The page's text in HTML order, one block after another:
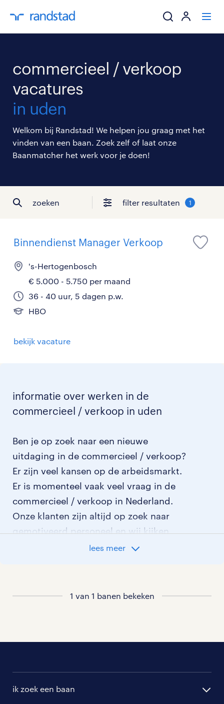
ik zoek een
over randstad
commercieel / verkoop
vacatures
in uden
Welkom bij Randstad! We helpen jou graag met het
vinden van een baan. Zoek zelf of laat onze
Baanmatcher het werk voor je doen!
zoeken filter resultaten 1
Binnendienst Manager Verkoop
's-Hertogenbosch
€ 5.000 - 5.750 per maand
36 - 40 uur, 5 dagen p.w.
HBO
bekijk vacature
informatie over werken in de
commercieel / verkoop in uden
Ben je op zoek naar een nieuwe
uitdaging in de commercieel / verkoop?
Er zijn veel kansen op de arbeidsmarkt.
Er is momenteel vaak veel vraag in de
commercieel / verkoop in Nederland.
Onze klanten zijn altijd op zoek naar
gemotiveerd personeel en wij kijken
graag samen met je naar de organisatie
lees meer
1 van 1 banen bekeken
ik zoek een baan